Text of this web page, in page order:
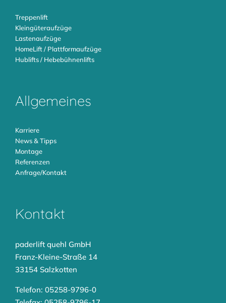
Treppenlift
Kleingüteraufzüge
Lastenaufzüge
HomeLift / Plattformaufzüge
Hublifts / Hebebühnenlifts
Allgemeines
Karriere
News & Tipps
Montage
Referenzen
Anfrage/Kontakt
Kontakt
paderlift quehl GmbH
Franz-Kleine-Straße 14
33154 Salzkotten
Telefon: 05258-9796-0